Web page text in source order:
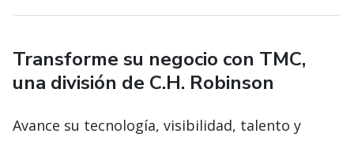
Transforme su negocio con TMC,
una división de C.H. Robinson
Avance su tecnología, visibilidad, talento y